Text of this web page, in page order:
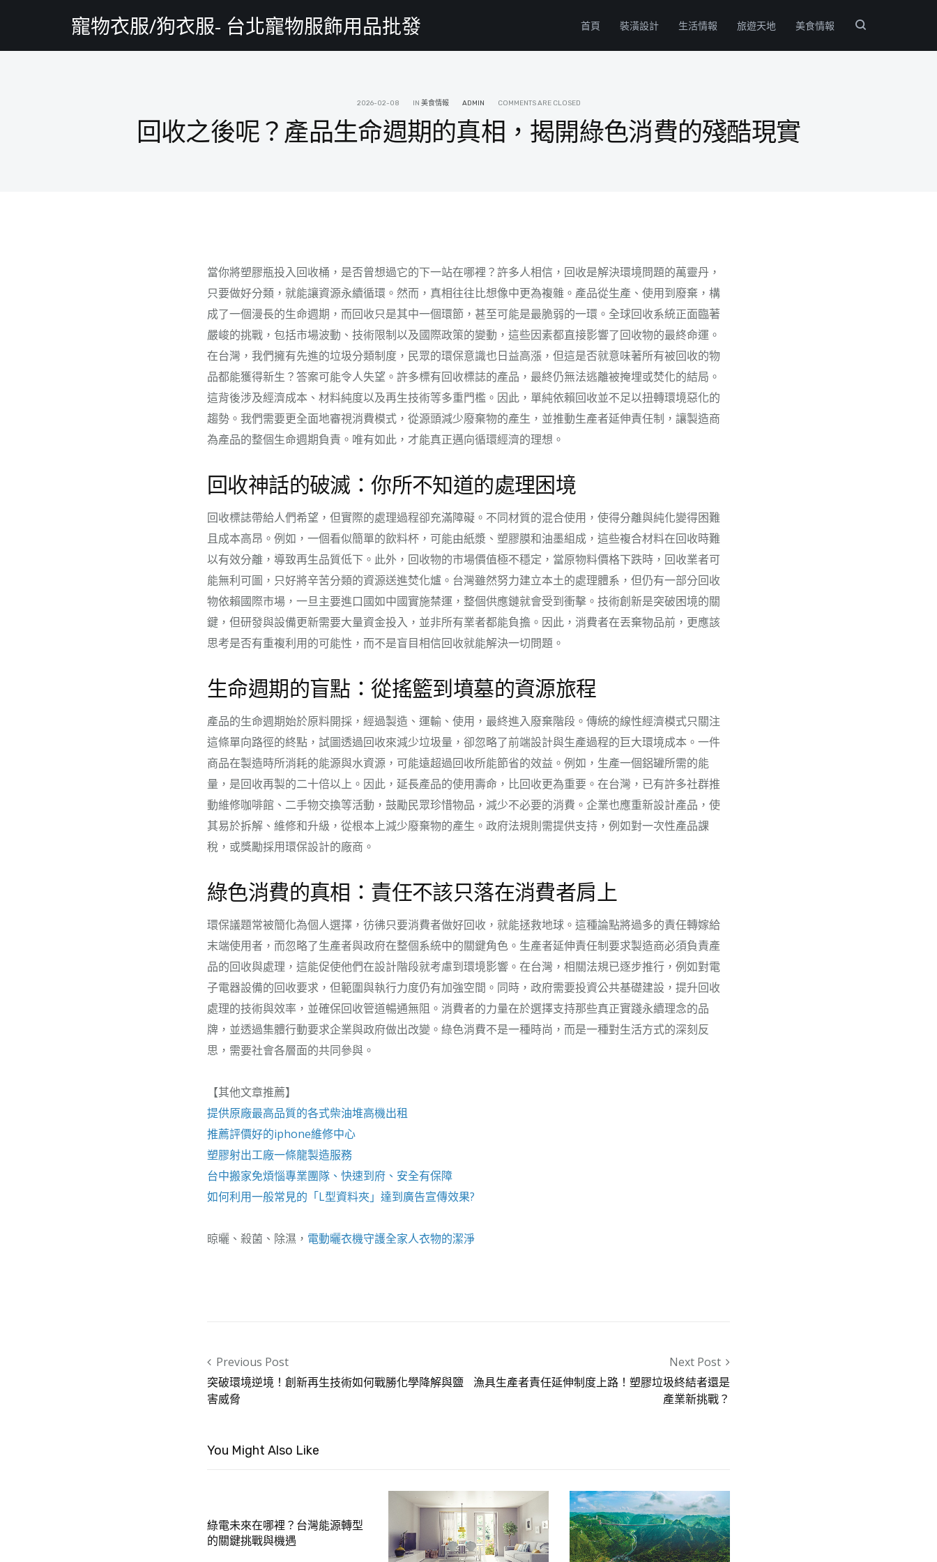
寵物衣服/狗衣服- 台北寵物服飾用品批發 首頁 裝潢設計 生活情報 旅遊天地 美食情報
2026-02-08 IN 美食情報 ADMIN COMMENTS ARE CLOSED
回收之後呢？產品生命週期的真相，揭開綠色消費的殘酷現實
當你將塑膠瓶投入回收桶，是否曾想過它的下一站在哪裡？許多人相信，回收是解決環境問題的萬靈丹，
只要做好分類，就能讓資源永續循環。然而，真相往往比想像中更為複雜。產品從生產、使用到廢棄，構
成了一個漫長的生命週期，而回收只是其中一個環節，甚至可能是最脆弱的一環。全球回收系統正面臨著
嚴峻的挑戰，包括市場波動、技術限制以及國際政策的變動，這些因素都直接影響了回收物的最終命運。
在台灣，我們擁有先進的垃圾分類制度，民眾的環保意識也日益高漲，但這是否就意味著所有被回收的物
品都能獲得新生？答案可能令人失望。許多標有回收標誌的產品，最終仍無法逃離被掩埋或焚化的結局。
這背後涉及經濟成本、材料純度以及再生技術等多重門檻。因此，單純依賴回收並不足以扭轉環境惡化的
趨勢。我們需要更全面地審視消費模式，從源頭減少廢棄物的產生，並推動生產者延伸責任制，讓製造商
為產品的整個生命週期負責。唯有如此，才能真正邁向循環經濟的理想。
回收神話的破滅：你所不知道的處理困境
回收標誌帶給人們希望，但實際的處理過程卻充滿障礙。不同材質的混合使用，使得分離與純化變得困難
且成本高昂。例如，一個看似簡單的飲料杯，可能由紙漿、塑膠膜和油墨組成，這些複合材料在回收時難
以有效分離，導致再生品質低下。此外，回收物的市場價值極不穩定，當原物料價格下跌時，回收業者可
能無利可圖，只好將辛苦分類的資源送進焚化爐。台灣雖然努力建立本土的處理體系，但仍有一部分回收
物依賴國際市場，一旦主要進口國如中國實施禁運，整個供應鏈就會受到衝擊。技術創新是突破困境的關
鍵，但研發與設備更新需要大量資金投入，並非所有業者都能負擔。因此，消費者在丟棄物品前，更應該
思考是否有重複利用的可能性，而不是盲目相信回收就能解決一切問題。
生命週期的盲點：從搖籃到墳墓的資源旅程
產品的生命週期始於原料開採，經過製造、運輸、使用，最終進入廢棄階段。傳統的線性經濟模式只關注
這條單向路徑的終點，試圖透過回收來減少垃圾量，卻忽略了前端設計與生產過程的巨大環境成本。一件
商品在製造時所消耗的能源與水資源，可能遠超過回收所能節省的效益。例如，生產一個鋁罐所需的能
量，是回收再製的二十倍以上。因此，延長產品的使用壽命，比回收更為重要。在台灣，已有許多社群推
動維修咖啡館、二手物交換等活動，鼓勵民眾珍惜物品，減少不必要的消費。企業也應重新設計產品，使
其易於拆解、維修和升級，從根本上減少廢棄物的產生。政府法規則需提供支持，例如對一次性產品課
稅，或獎勵採用環保設計的廠商。
綠色消費的真相：責任不該只落在消費者肩上
環保議題常被簡化為個人選擇，彷彿只要消費者做好回收，就能拯救地球。這種論點將過多的責任轉嫁給
末端使用者，而忽略了生產者與政府在整個系統中的關鍵角色。生產者延伸責任制要求製造商必須負責產
品的回收與處理，這能促使他們在設計階段就考慮到環境影響。在台灣，相關法規已逐步推行，例如對電
子電器設備的回收要求，但範圍與執行力度仍有加強空間。同時，政府需要投資公共基礎建設，提升回收
處理的技術與效率，並確保回收管道暢通無阻。消費者的力量在於選擇支持那些真正實踐永續理念的品
牌，並透過集體行動要求企業與政府做出改變。綠色消費不是一種時尚，而是一種對生活方式的深刻反
思，需要社會各層面的共同參與。
【其他文章推薦】
提供原廠最高品質的各式柴油堆高機出租
推薦評價好的iphone維修中心
塑膠射出工廠一條龍製造服務
台中搬家免煩惱專業團隊、快速到府、安全有保障
如何利用一般常見的「L型資料夾」達到廣告宣傳效果?
晾曬、殺菌、除濕， 電動曬衣機守護全家人衣物的潔淨
Post navigation
Previous Post
突破環境逆境！創新再生技術如何戰勝化學降解與鹽
害威脅
Next Post
漁具生產者責任延伸制度上路！塑膠垃圾終結者還是
產業新挑戰？
You Might Also Like
綠電未來在哪裡？台灣能源轉型
的關鍵挑戰與機遇